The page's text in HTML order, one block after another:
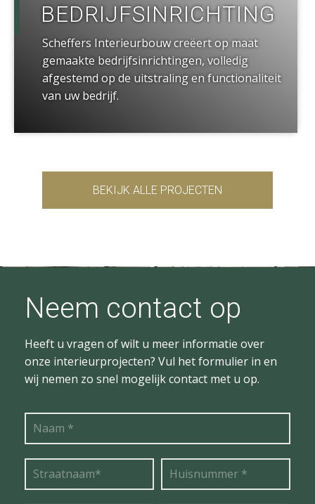
BEDRIJFSINRICHTING
Scheffers Interieurbouw creëert op maat
gemaakte bedrijfsinrichtingen, volledig
afgestemd op de uitstraling en functionaliteit
van uw bedrijf.
BEKIJK ALLE PROJECTEN
Neem contact op
Heeft u vragen of wilt u meer informatie over
onze interieurprojecten? Vul het formulier in en
wij nemen zo snel mogelijk contact met u op.